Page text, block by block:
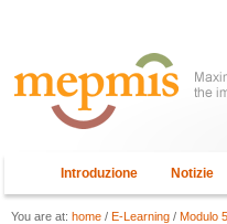
Introduzione Notizie
You are at: home / E-Learning / Modulo